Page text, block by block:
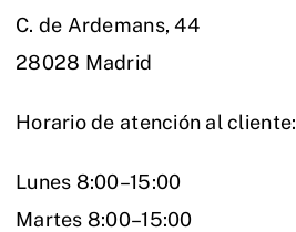
C. de Ardemans, 44
28028 Madrid
Horario de atención al cliente:
Lunes 8:00–15:00
Martes 8:00–15:00